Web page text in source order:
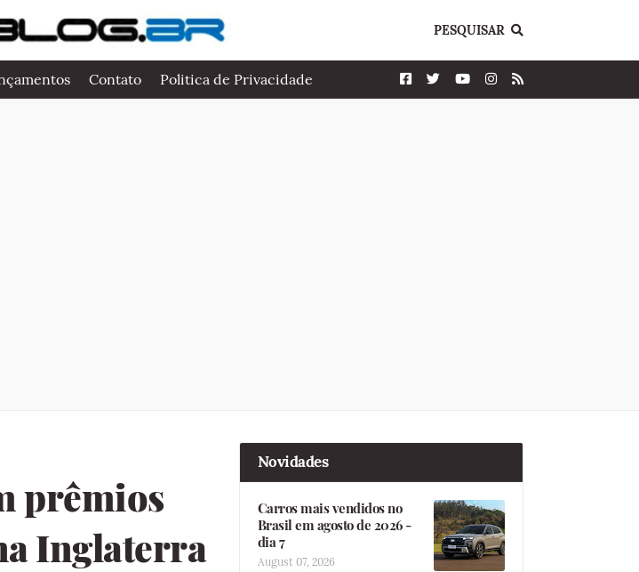
PESQUISAR
Contato Politica de Privacidade
prêmios
Inglaterra
Novidades
Carros mais vendidos no
Brasil em agosto de 2026 -
dia 7
August 07, 2026